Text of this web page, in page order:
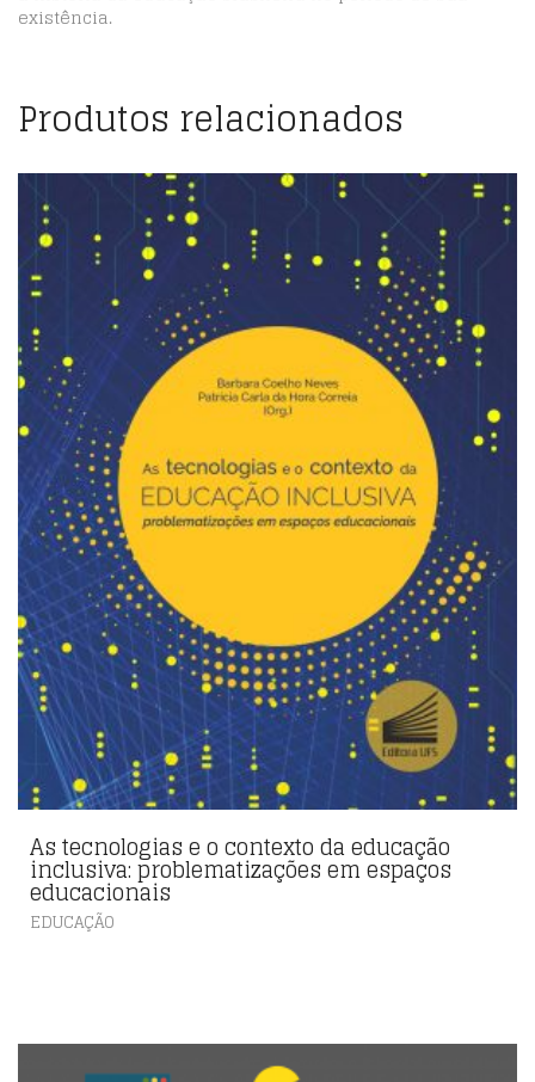
existência.
Produtos relacionados
As tecnologias e o contexto da educação
inclusiva: problematizações em espaços
educacionais
EDUCAÇÃO